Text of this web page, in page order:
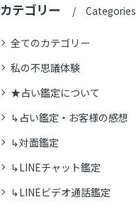
カテゴリー Categories
全てのカテゴリー
私の不思議体験
★占い鑑定について
↳占い鑑定・お客様の感想
↳対面鑑定
↳LINEチャット鑑定
↳LINEビデオ通話鑑定